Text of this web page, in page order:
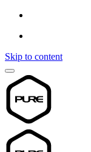
Skip to content